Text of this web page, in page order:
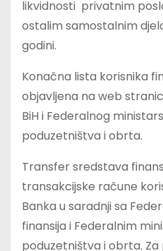
likvidnosti privatnim
ostalim samostalnim
godini.
Konačna lista korisnika
objavljena na web
BiH i Federalnog
poduzetništva i obrta.
Transfer sredstava
transakcijske račune
Banka u saradnji sa
finansija i Federalnim
poduzetništva i obrta.